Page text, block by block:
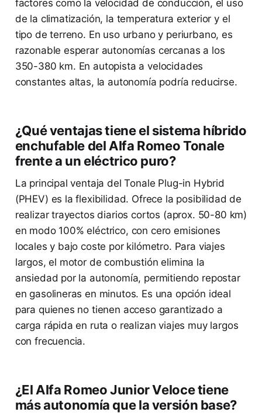
factores como la velocidad de conducción, el uso
de la climatización, la temperatura exterior y el
tipo de terreno. En uso urbano y periurbano, es
razonable esperar autonomías cercanas a los
350-380 km. En autopista a velocidades
constantes altas, la autonomía podría reducirse.
¿Qué ventajas tiene el sistema híbrido
enchufable del Alfa Romeo Tonale
frente a un eléctrico puro?
La principal ventaja del Tonale Plug-in Hybrid
(PHEV) es la flexibilidad. Ofrece la posibilidad de
realizar trayectos diarios cortos (aprox. 50-80 km)
en modo 100% eléctrico, con cero emisiones
locales y bajo coste por kilómetro. Para viajes
largos, el motor de combustión elimina la
ansiedad por la autonomía, permitiendo repostar
en gasolineras en minutos. Es una opción ideal
para quienes no tienen acceso garantizado a
carga rápida en ruta o realizan viajes muy largos
con frecuencia.
¿El Alfa Romeo Junior Veloce tiene
más autonomía que la versión base?